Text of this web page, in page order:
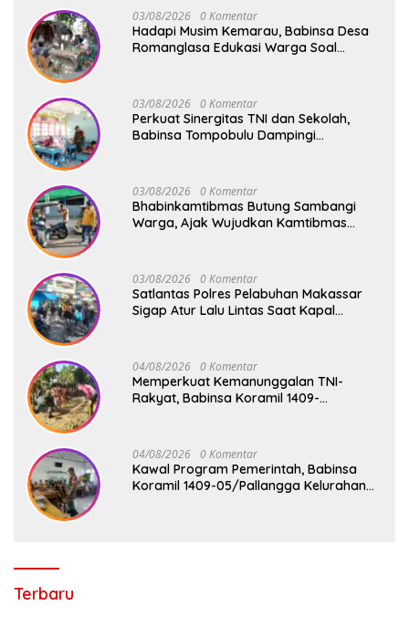
03/08/2026 0 Komentar
Hadapi Musim Kemarau, Babinsa Desa
Romanglasa Edukasi Warga Soal
03/08/2026 0 Komentar
Perkuat Sinergitas TNI dan Sekolah,
Babinsa Tompobulu Dampingi
03/08/2026 0 Komentar
Bhabinkamtibmas Butung Sambangi
Warga, Ajak Wujudkan Kamtibmas
03/08/2026 0 Komentar
Satlantas Polres Pelabuhan Makassar
Sigap Atur Lalu Lintas Saat Kapal
04/08/2026 0 Komentar
Memperkuat Kemanunggalan TNI-
Rakyat, Babinsa Koramil 1409-
04/08/2026 0 Komentar
Kawal Program Pemerintah, Babinsa
Koramil 1409-05/Pallangga Kelurahan
Terbaru